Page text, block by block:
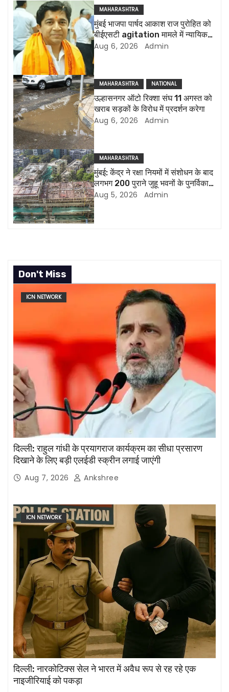
n
a
v
i
g
a
t
i
o
n
MAHARASHTRA
मुंबई भाजपा पार्षद आकाश राज पुरोहित को
बीईएसटी agitation मामले में न्यायिक
हिरासत में भेजा गया
Aug 6, 2026 Admin
MAHARASHTRA NATIONAL
उल्हासनगर ऑटो रिक्शा संघ 11 अगस्त को
खराब सड़कों के विरोध में प्रदर्शन करेगा
Aug 6, 2026 Admin
MAHARASHTRA
मुंबई: केंद्र ने रक्षा नियमों में संशोधन के बाद
लगभग 200 पुराने जुहू भवनों के पुनर्विकास
की अनुमति दी
Aug 5, 2026 Admin
Don't Miss
ICN NETWORK
दिल्ली: राहुल गांधी के प्रयागराज कार्यक्रम का सीधा प्रसारण
दिखाने के लिए बड़ी एलईडी स्क्रीन लगाई जाएंगी
Aug 7, 2026 Ankshree
ICN NETWORK
दिल्ली: नारकोटिक्स सेल ने भारत में अवैध रूप से रह रहे एक
नाइजीरियाई को पकड़ा